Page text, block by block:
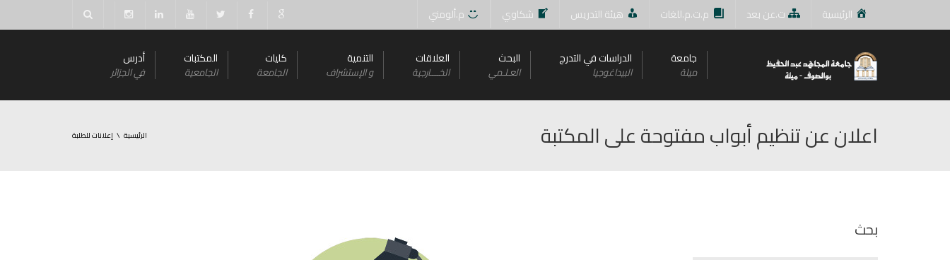
الرئيسية ت.عن بعد م.ت.م.للغات هيئة التدريس شكاوي م.ألومني
جامعة
ميلة
الدراسات في التدرج
البيداغوجيا
البحث
العـلـمي
العلاقات
الخــــارجية
التنمية
و اﻹستشراف
كليات
الجامعة
المكتبات
الجامعية
أدرس
في الجزائر
اعلان عن تنظيم أبواب مفتوحة على المكتبة الرئيسية إعلانات للطلبة
بحث